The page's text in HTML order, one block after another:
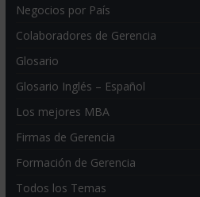
Negocios por País
Colaboradores de Gerencia
Glosario
Glosario Inglés – Español
Los mejores MBA
Firmas de Gerencia
Formación de Gerencia
Todos los Temas